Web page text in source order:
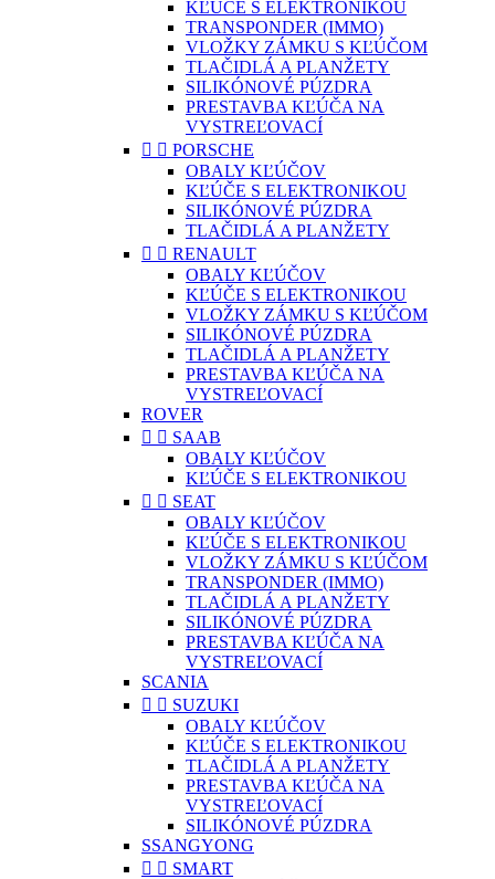
KĽÚČE S ELEKTRONIKOU
TRANSPONDER (IMMO)
VLOŽKY ZÁMKU S KĽÚČOM
TLAČIDLÁ A PLANŽETY
SILIKÓNOVÉ PÚZDRA
PRESTAVBA KĽÚČA NA
VYSTREĽOVACÍ
  PORSCHE
OBALY KĽÚČOV
KĽÚČE S ELEKTRONIKOU
SILIKÓNOVÉ PÚZDRA
TLAČIDLÁ A PLANŽETY
  RENAULT
OBALY KĽÚČOV
KĽÚČE S ELEKTRONIKOU
VLOŽKY ZÁMKU S KĽÚČOM
SILIKÓNOVÉ PÚZDRA
TLAČIDLÁ A PLANŽETY
PRESTAVBA KĽÚČA NA
VYSTREĽOVACÍ
ROVER
  SAAB
OBALY KĽÚČOV
KĽÚČE S ELEKTRONIKOU
  SEAT
OBALY KĽÚČOV
KĽÚČE S ELEKTRONIKOU
VLOŽKY ZÁMKU S KĽÚČOM
TRANSPONDER (IMMO)
TLAČIDLÁ A PLANŽETY
SILIKÓNOVÉ PÚZDRA
PRESTAVBA KĽÚČA NA
VYSTREĽOVACÍ
SCANIA
  SUZUKI
OBALY KĽÚČOV
KĽÚČE S ELEKTRONIKOU
TLAČIDLÁ A PLANŽETY
PRESTAVBA KĽÚČA NA
VYSTREĽOVACÍ
SILIKÓNOVÉ PÚZDRA
SSANGYONG
  SMART